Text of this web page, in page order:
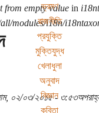
ভ্রমণ
রাজনীতি
প্রযুক্তি
মুক্তিযুদ্ধ
খেলাধুলা
অনুবাদ
বিজ্ঞান
কবিতা
from empty valuein
modules/i18n/
০২/০৩/২০১৫ -